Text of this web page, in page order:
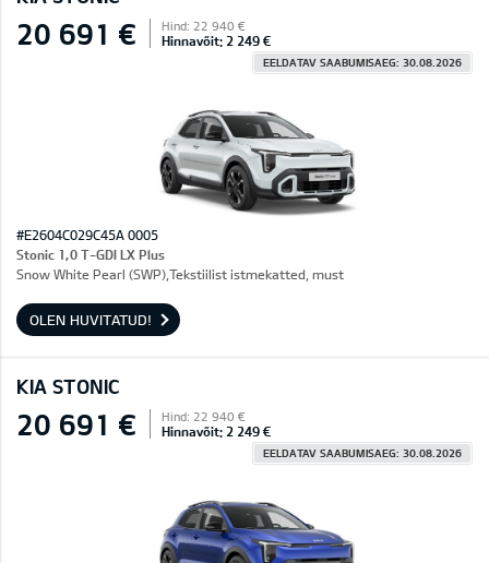
20 691 € Hind: 22 940 €
Hinnavõit: 2 249 €
EELDATAV SAABUMISAEG: 30.08.2026
#E2604C029C45A 0005
Stonic 1,0 T-GDI LX Plus
Snow White Pearl (SWP),Tekstiilist istmekatted, must
OLEN HUVITATUD!
KIA STONIC
20 691 € Hind: 22 940 €
Hinnavõit: 2 249 €
EELDATAV SAABUMISAEG: 30.08.2026